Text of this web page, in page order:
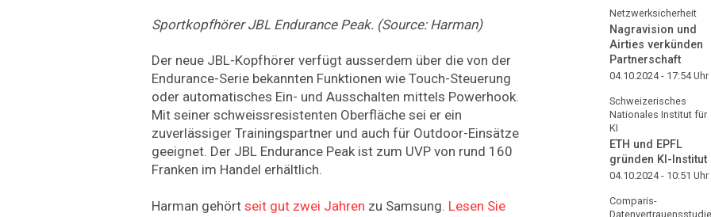
Sportkopfhörer JBL Endurance Peak. (Source: Harman)
Der neue JBL-Kopfhörer verfügt ausserdem über die von der
Endurance-Serie bekannten Funktionen wie Touch-Steuerung
oder automatisches Ein- und Ausschalten mittels Powerhook.
Mit seiner schweissresistenten Oberfläche sei er ein
zuverlässiger Trainingspartner und auch für Outdoor-Einsätze
geeignet. Der JBL Endurance Peak ist zum UVP von rund 160
Franken im Handel erhältlich.
Harman gehört seit gut zwei Jahren zu Samsung. Lesen Sie
Netzwerksicherheit
Nagravision und
Airties verkünden
Partnerschaft
04.10.2024 - 17:54Uhr
Schweizerisches
Nationales Institut für
KI
ETH und EPFL
gründen KI-Institut
04.10.2024 - 10:51 Uhr
Comparis-
Datenvertrauensstudie